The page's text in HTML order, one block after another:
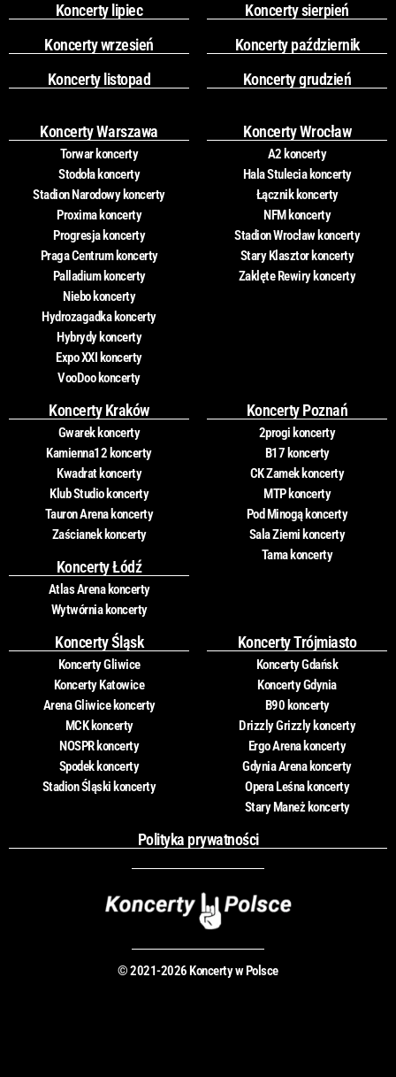
Koncerty lipiec
Koncerty sierpień
Koncerty wrzesień
Koncerty październik
Koncerty listopad
Koncerty grudzień
Koncerty Warszawa
Torwar koncerty
Stodoła koncerty
Stadion Narodowy koncerty
Proxima koncerty
Progresja koncerty
Praga Centrum koncerty
Palladium koncerty
Niebo koncerty
Hydrozagadka koncerty
Hybrydy koncerty
Expo XXI koncerty
VooDoo koncerty
Koncerty Wrocław
A2 koncerty
Hala Stulecia koncerty
Łącznik koncerty
NFM koncerty
Stadion Wrocław koncerty
Stary Klasztor koncerty
Zaklęte Rewiry koncerty
Koncerty Kraków
Gwarek koncerty
Kamienna12 koncerty
Kwadrat koncerty
Klub Studio koncerty
Tauron Arena koncerty
Zaścianek koncerty
Koncerty Łódź
Atlas Arena koncerty
Wytwórnia koncerty
Koncerty Poznań
2progi koncerty
B17 koncerty
CK Zamek koncerty
MTP koncerty
Pod Minogą koncerty
Sala Ziemi koncerty
Tama koncerty
Koncerty Śląsk
Koncerty Gliwice
Koncerty Katowice
Arena Gliwice koncerty
MCK koncerty
NOSPR koncerty
Spodek koncerty
Stadion Śląski koncerty
Koncerty Trójmiasto
Koncerty Gdańsk
Koncerty Gdynia
B90 koncerty
Drizzly Grizzly koncerty
Ergo Arena koncerty
Gdynia Arena koncerty
Opera Leśna koncerty
Stary Maneż koncerty
Polityka prywatności
© 2021-2026 Koncerty w Polsce